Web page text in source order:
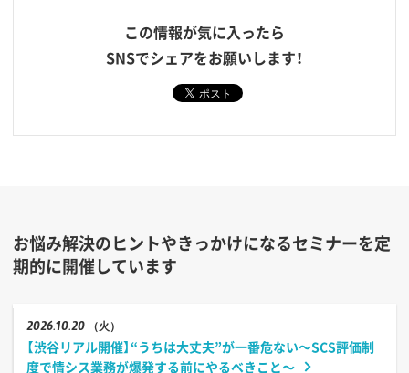
この情報が気に入ったら
SNSでシェアをお願いします！
お悩み解決のヒントやきっかけになるセミナーを定
期的に開催しています
202610.20 （火）
【渋谷リアル開催】“うちは大丈夫”が一番危ない〜SCS評価制
度で情シス業務が爆発する前にやるべきこと〜